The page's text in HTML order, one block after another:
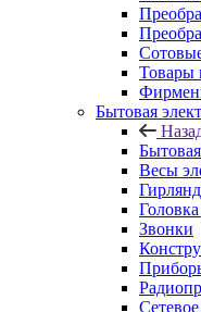
Товары
Бытовая
Весы
Звонки